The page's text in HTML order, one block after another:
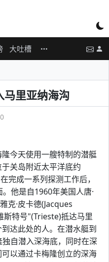
大吐槽
马里亚纳海沟
今天使用一艘特制的潜艇
关岛附近太平洋底约
完成一系列探测工作后，
他是自1960年美国人唐·
克·皮卡德(Jacques
特号"(Trieste)抵达马里
达此处的人。在潜水艇到
自潜入深海底，同时在深
以通过卡梅隆创立的深海